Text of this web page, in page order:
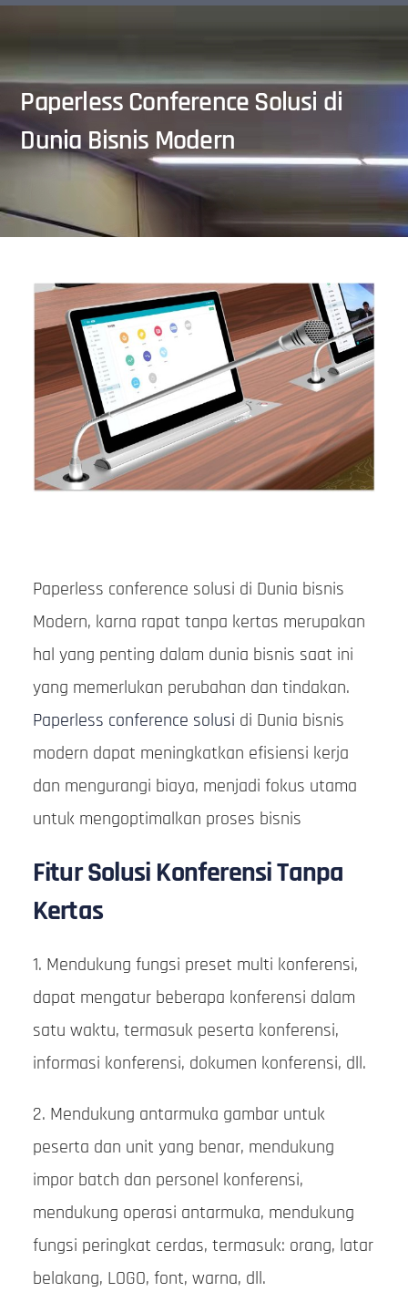
Paperless Conference Solusi di
Dunia Bisnis Modern
Paperless conference solusi di Dunia bisnis
Modern, karna rapat tanpa kertas merupakan
hal yang penting dalam dunia bisnis saat ini
yang memerlukan perubahan dan tindakan.
Paperless conference solusi di Dunia bisnis
modern dapat meningkatkan efisiensi kerja
dan mengurangi biaya, menjadi fokus utama
untuk mengoptimalkan proses bisnis
Fitur Solusi Konferensi Tanpa
Kertas
1. Mendukung fungsi preset multi konferensi,
dapat mengatur beberapa konferensi dalam
satu waktu, termasuk peserta konferensi,
informasi konferensi, dokumen konferensi, dll.
2. Mendukung antarmuka gambar untuk
peserta dan unit yang benar, mendukung
impor batch dan personel konferensi,
mendukung operasi antarmuka, mendukung
fungsi peringkat cerdas, termasuk: orang, latar
belakang, LOGO, font, warna, dll.